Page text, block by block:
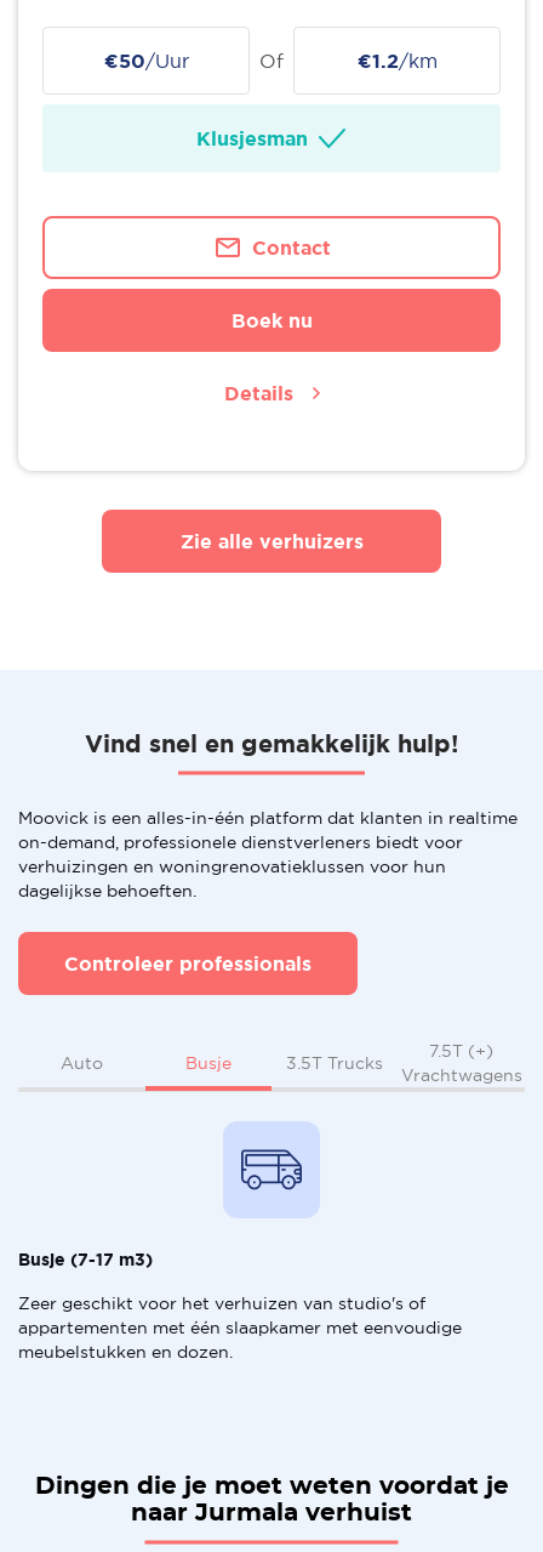
€50/Uur Of €1.2/km
Klusjesman
Contact
Boek nu
Details
Zie alle verhuizers
Vind snel en gemakkelijk hulp!
Moovick is een alles-in-één platform dat klanten in realtime
on-demand, professionele dienstverleners biedt voor
verhuizingen en woningrenovatieklussen voor hun
dagelijkse behoeften.
Controleer professionals
Auto Busje 3.5T Trucks
7.5T (+)
Vrachtwagens
Busje (7-17 m3)
Zeer geschikt voor het verhuizen van studio's of
appartementen met één slaapkamer met eenvoudige
meubelstukken en dozen.
Dingen die je moet weten voordat je
naar Jurmala verhuist